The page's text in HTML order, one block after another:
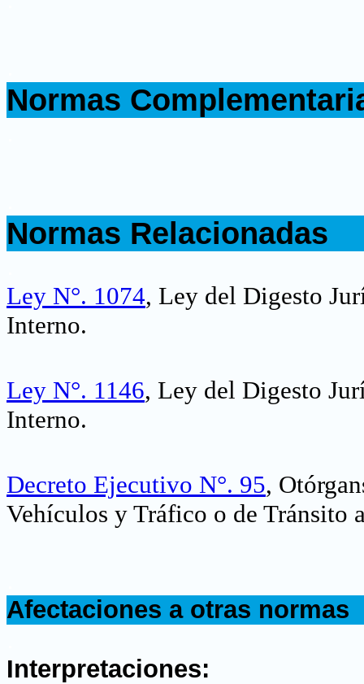
Normas
Normas Relacionadas
Ley N°. 1074, Ley del Digesto
Interno.
Ley N°. 1146, Ley del Digesto
Interno.
Decreto Ejecutivo N°. 95,
Vehículos y Tráfico o de Tránsito
Afectaciones a otras normas
Interpretaciones: